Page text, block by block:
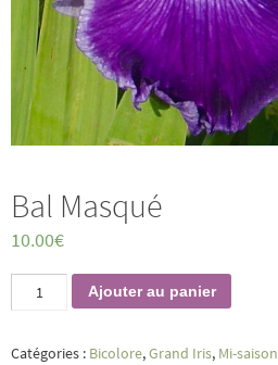
Bal Masqué
10.00€
quantité
de
Masqué
Ajouter au panier
Catégories : Bicolore,Grand Iris, Mi-saison